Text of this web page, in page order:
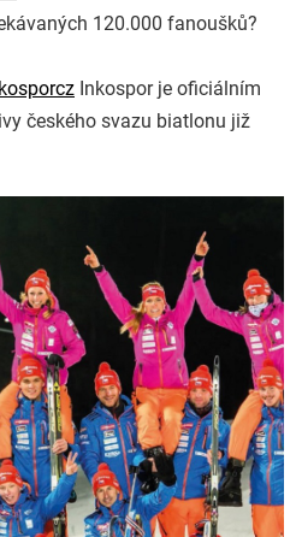
120.000 fanoušků?
Inkospor je oficiálním
českého svazu biatlonu již